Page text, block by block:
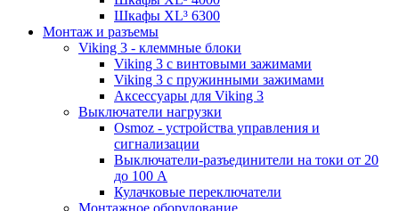
Шкафы XL³ 6300
Монтаж и разъемы
Viking 3 - клеммные блоки
Viking 3 с винтовыми зажимами
Viking 3 с пружинными зажимами
Аксессуары для Viking 3
Выключатели нагрузки
Osmoz - устройства управления и
сигнализации
Выключатели-разъединители на токи от 20
до 100 А
Кулачковые переключатели
Монтажное оборудование